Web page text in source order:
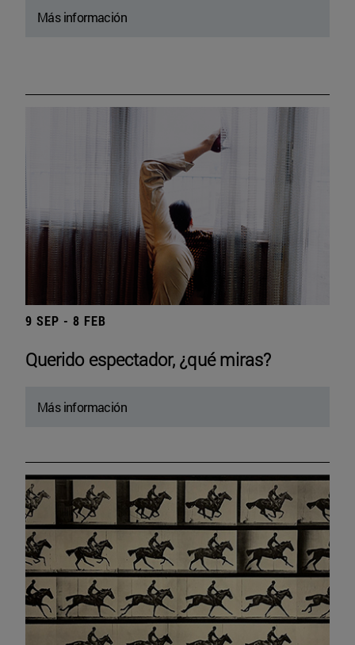
Más información
9 SEP - 8 FEB
Querido espectador, ¿qué miras?
Más información